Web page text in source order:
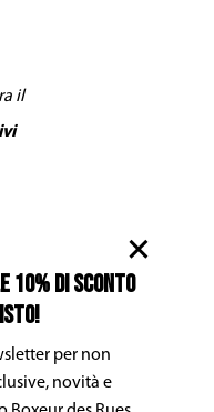
10% di sconto
per non
novità e
il